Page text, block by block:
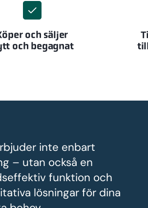
och säljer
och begagnat
inte enbart
– utan också en
funktion och
lösningar för dina